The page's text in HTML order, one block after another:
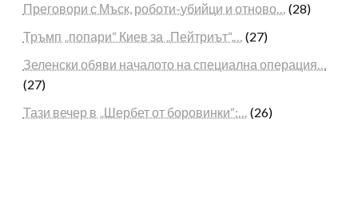
Преговори с Мъск, роботи-убийци и отново… (28)
Тръмп „попари“ Киев за „Пейтриът“,… (27)
Зеленски обяви началото на специална операция…
(27)
Тази вечер в „Шербет от боровинки“:… (26)